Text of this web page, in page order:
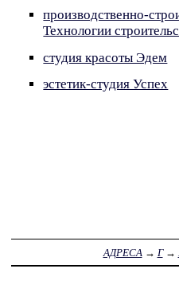
производственно-
Технологии
студия красоты Эдем
эстетик-студия Успех
АДРЕСА → Г→